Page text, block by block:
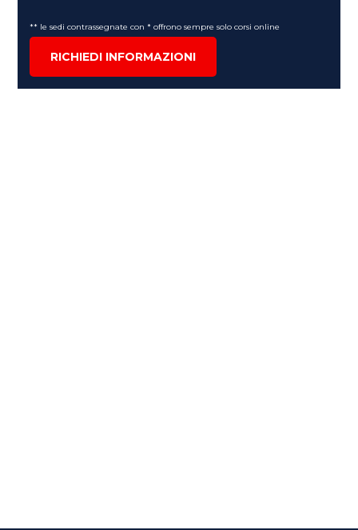
** le sedi contrassegnate con * offrono sempre solo corsi online
RICHIEDI INFORMAZIONI